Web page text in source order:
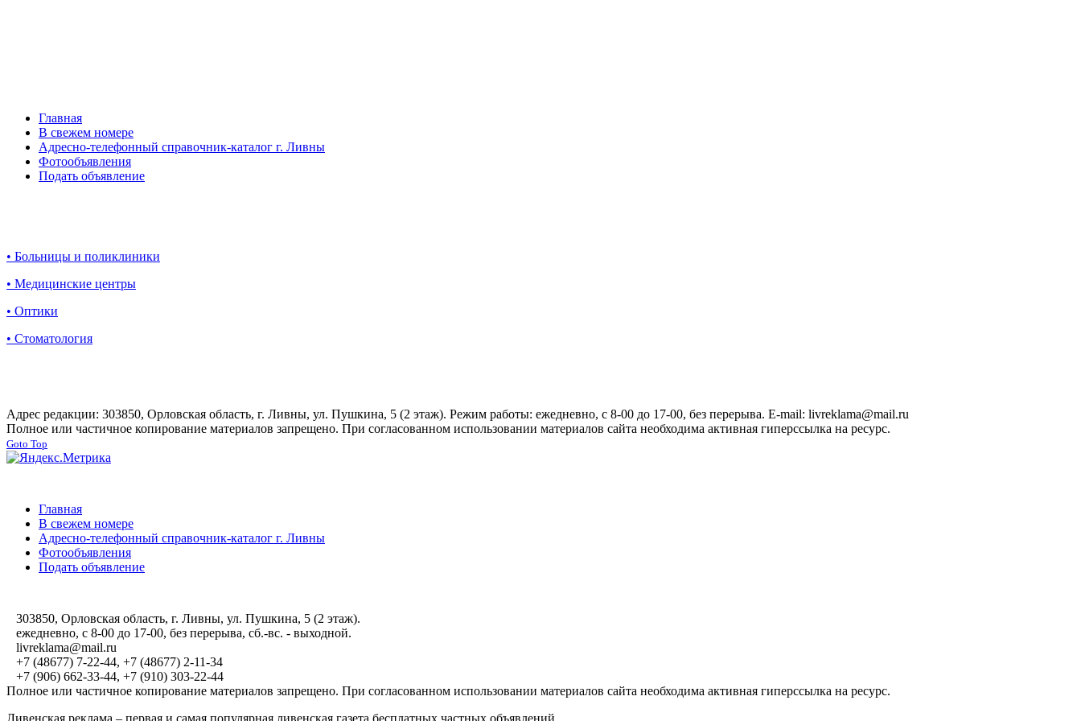
Главная
В свежем номере
Адресно-телефонный справочник-каталог г. Ливны
Фотообъявления
Подать объявление
• Больницы и поликлиники
• Медицинские центры
• Оптики
• Стоматология
Адрес редакции: 303850, Орловская область, г. Ливны, ул. Пушкина, 5 (2 этаж). Режим работы: ежедневно, с 8-00 до 17-00, без перерыва. E-mail: livreklama@mail.ru
Полное или частичное копирование материалов запрещено. При согласованном использовании материалов сайта необходима активная гиперссылка на ресурс.
Goto Top
Главная
В свежем номере
Адресно-телефонный справочник-каталог г. Ливны
Фотообъявления
Подать объявление
303850, Орловская область, г. Ливны, ул. Пушкина, 5 (2 этаж).
ежедневно, с 8-00 до 17-00, без перерыва, сб.-вс. - выходной.
livreklama@mail.ru
+7 (48677) 7-22-44, +7 (48677) 2-11-34
+7 (906) 662-33-44, +7 (910) 303-22-44
Полное или частичное копирование материалов запрещено. При согласованном использовании материалов сайта необходима активная гиперссылка на ресурс.
Ливенская реклама – первая и самая популярная ливенская газета бесплатных частных объявлений.